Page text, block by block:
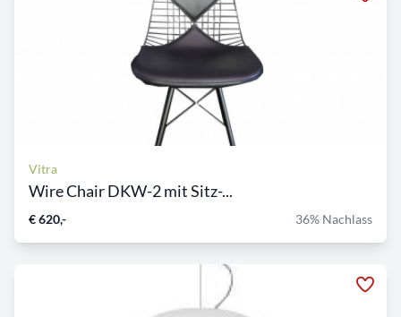
Vitra
Wire Chair DKW-2 mit Sitz-...
€ 620,- 36% Nachlass